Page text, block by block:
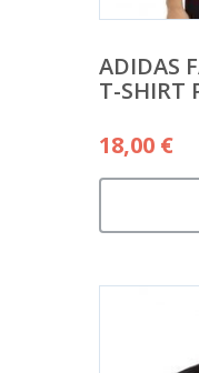
ADIDAS
T-SHIRT
18,00 €